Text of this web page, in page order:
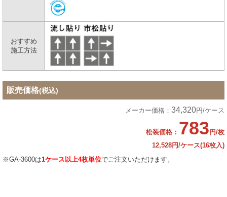
おすすめ
施工方法
販売価格(税込)
メーカー価格： 34,320円/ケース
松装価格： 783 円/枚
12,528円/ケース(16枚入)
※GA-3600は1ケース以上4枚単位でご注文いただけます。